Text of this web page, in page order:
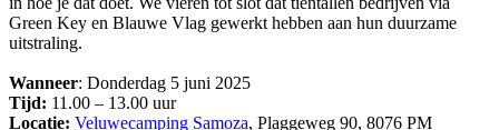
Green Key en Blauwe Vlag gewerkt hebben aan hun duurzame
uitstraling.
Wanneer: Donderdag 5 juni 2025
Tijd: 11.00 – 13.00 uur
Locatie: Veluwecamping Samoza, Plaggeweg 90, 8076 PM